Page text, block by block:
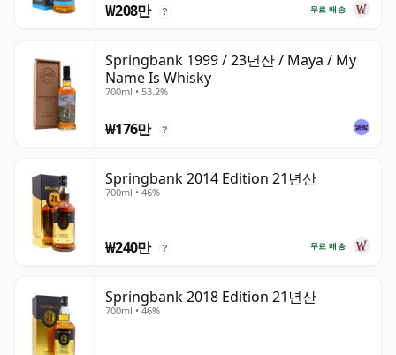
무료 배송
₩208만 ?
Springbank 1999 / 23년산 / Maya / My
Name Is Whisky
700ml • 53.2%
₩176만 ?
Springbank 2014 Edition 21년산
700ml • 46%
무료 배송
₩240만 ?
Springbank 2018 Edition 21년산
700ml • 46%